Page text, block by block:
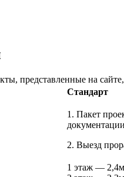
представленные на
Стандарт
1. Пакет
2. Выезд
1 этаж — 2,4м